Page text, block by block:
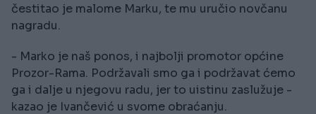
čestitao je malome Marku, te mu uručio novčanu
nagradu.
- Marko je naš ponos, i najbolji promotor općine
Prozor-Rama. Podržavali smo ga i podržavat ćemo
ga i dalje u njegovu radu, jer to uistinu zaslužuje -
kazao je Ivančević u svome obraćanju.